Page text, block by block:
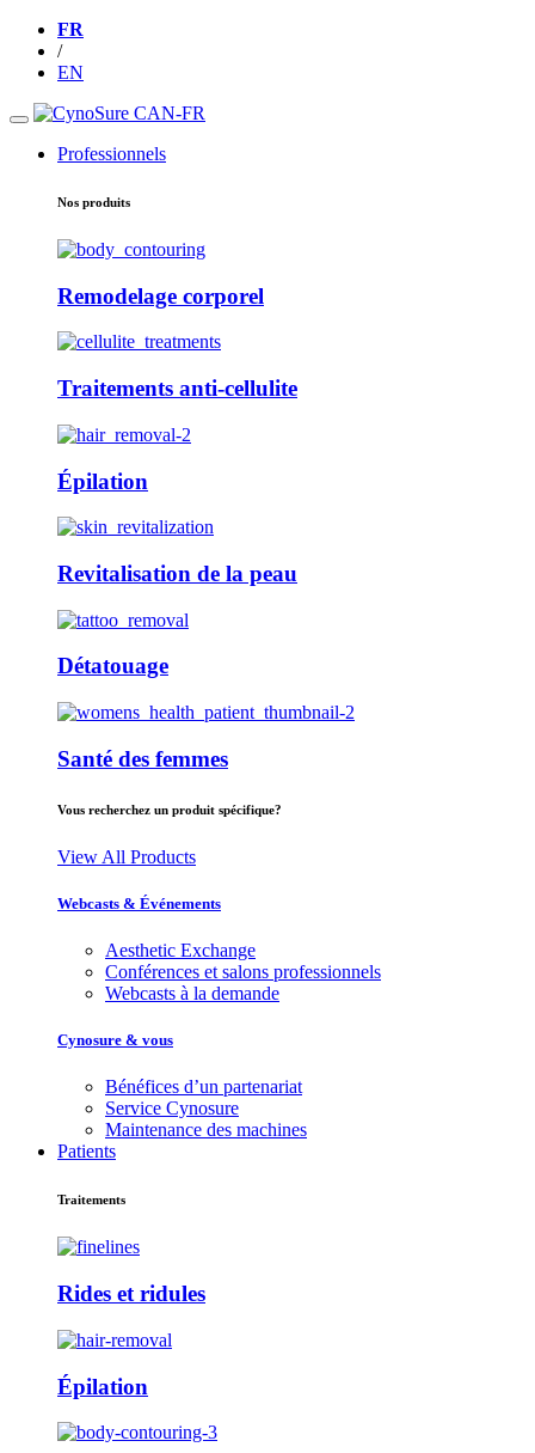
FR
/
EN
Professionnels
Nos produits
Remodelage corporel
Traitements anti-cellulite
Épilation
Revitalisation de la peau
Détatouage
Santé des femmes
Vous recherchez un produit spécifique?
View All Products
Webcasts & Événements
Aesthetic Exchange
Conférences et salons professionnels
Webcasts à la demande
Cynosure & vous
Bénéfices d’un partenariat
Service Cynosure
Maintenance des machines
Patients
Traitements
Rides et ridules
Épilation